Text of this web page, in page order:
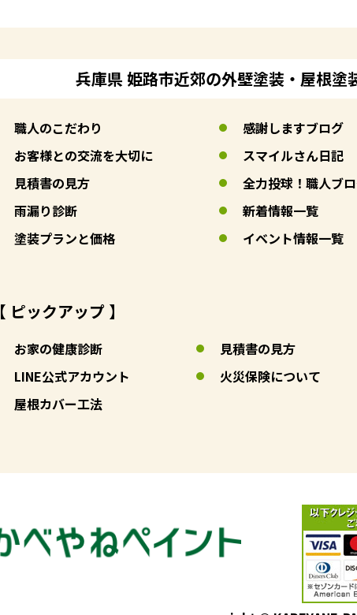
兵庫県 姫路市近郊の外壁塗装・屋根塗
職人のこだわり
お客様との交流を大切に
見積書の見方
雨漏り診断
塗装プランと価格
感謝しますブログ
スマイルさん日記
全力投球！職人ブ
新着情報一覧
イベント情報一覧
【 ピックアップ 】
お家の健康診断
LINE公式アカウント
屋根カバー工法
見積書の見方
火災保険について